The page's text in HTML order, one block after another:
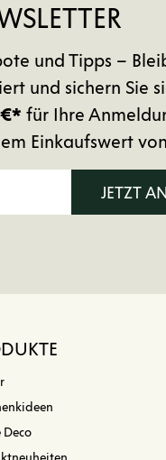
und Tipps –
und sichern Sie
€* für Ihre
Einkaufswert
JETZT
Deco